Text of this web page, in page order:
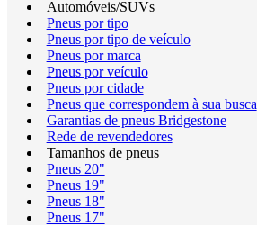
Automóveis/SUVs
Pneus por tipo
Pneus por tipo de veículo
Pneus por marca
Pneus por veículo
Pneus por cidade
Pneus que correspondem à sua busca
Garantias de pneus Bridgestone
Rede de revendedores
Tamanhos de pneus
Pneus 20"
Pneus 19"
Pneus 18"
Pneus 17"